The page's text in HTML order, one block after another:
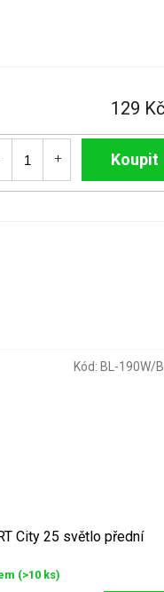
City 25 světlo přední
(>10 ks)
Kód: BL-190W/
129 Kč
Do košíku